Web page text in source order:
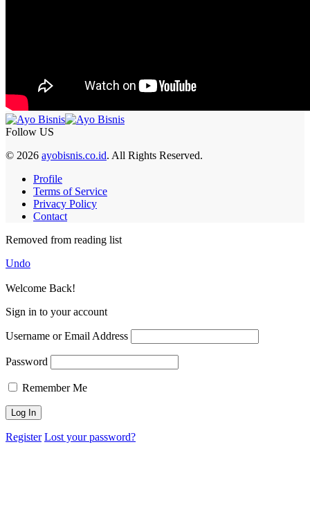
Follow US
© 2026 ayobisnis.co.id. All Rights Reserved.
Profile
Terms of Service
Privacy Policy
Contact
Removed from reading list
Undo
Welcome Back!
Sign in to your account
Username or Email Address
Password
Remember Me
Register Lost your password?